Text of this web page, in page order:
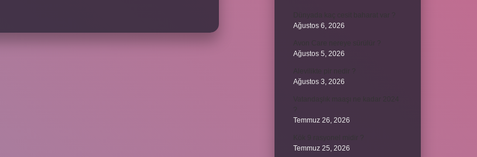
Ağustos 6, 2026
Ağustos 5, 2026
Ağustos 3, 2026
Temmuz 26, 2026
Temmuz 25, 2026